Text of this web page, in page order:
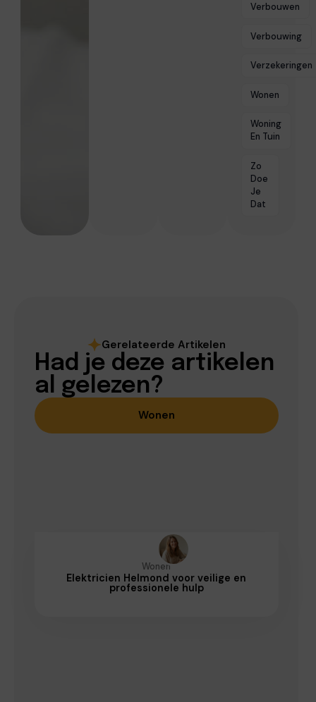
Verbouwen
Verbouwing
Verzekeringen
Wonen
Woning
En Tuin
Zo
Doe
Je
Dat
Gerelateerde Artikelen
Had je deze artikelen
al gelezen?
Wonen
Wonen
Elektricien Helmond voor veilige en
professionele hulp